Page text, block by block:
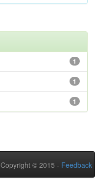
1
1
1
Copyright © 2015 - Feedback